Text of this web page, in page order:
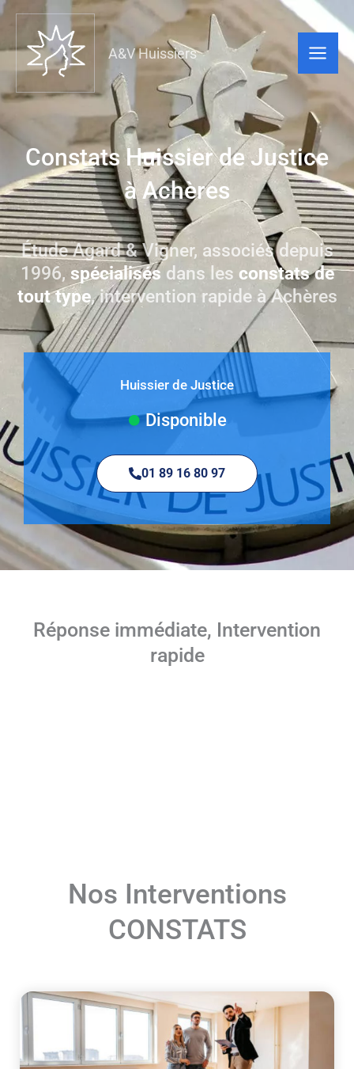
A&V Huissiers
Constats Huissier de Justice
à Achères
Étude Agard & Vigner, associés depuis
1996, spécialisés dans les constats de
tout type, intervention rapide à Achères
Huissier de Justice
Disponible
01 89 16 80 97
Réponse immédiate, Intervention
rapide
Nos Interventions
CONSTATS